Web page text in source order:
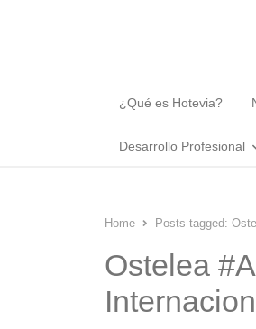
¿Qué es Hotevia?
Desarrollo Profesional
Home Posts tagged:
Ostelea